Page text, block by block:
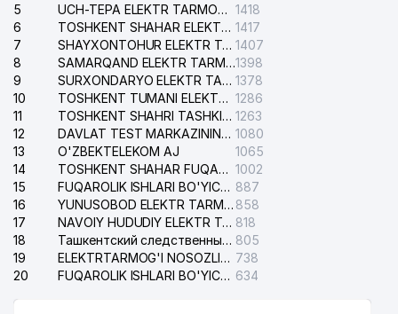
5
UCH-TEPA ELEKTR TARMOG'I NOSOZLIKLARI XIZMATI 1418
6
TOSHKENT SHAHAR ELEKTR TARMOQLARI KORXONASI AJ 1417
7
SHAYXONTOHUR ELEKTR TARMOG'I NOSOZLIKLARINI TUZATISH XIZMATI 1407
8
SAMARQAND ELEKTR TARMOQLARI AJ1398
9
SURXONDARYO ELEKTR TARMOQLARI AJ 1378
10
TOSHKENT TUMANI ELEKTR TARMOG'I AVARIYA XIZMATI 1286
11
TOSHKENT SHAHRI TASHKILOT TELEFONLARI HAQIDA MA'LUMOT BYUROSI 1263
12
DAVLAT TEST MARKAZINING ISHONCH TELEFONLARI 1080
13
O'ZBEKTELEKOM AJ
1065
14
TOSHKENT SHAHAR FUQAROLIK ISHLARI BO'YICHA SUDI 1002
15
FUQAROLIK ISHLARI BO'YICHA YAKKASAROY TUMANLARARO SUDI 887
16
YUNUSOBOD ELEKTR TARMOG'I NOSOZLIKLARI XIZMATI 858
17
NAVOIY HUDUDIY ELEKTR TARMOQLARI KORXONASI AJ 818
18
Ташкентский следственный изолятор 805
19
ELEKTRTARMOG'I NOSOZLIKLARINI TO'ZATISH SERGELI XIZMATI 738
20
FUQAROLIK ISHLARI BO'YICHA UCH-TEPA TUMANI SUDI 634